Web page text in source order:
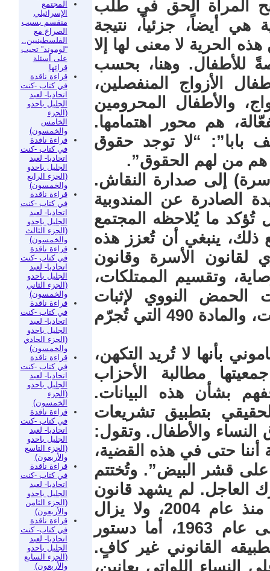
المجتمع
الإسرائيلي
منقسم بسبب
الصراع مع
الفلسطينيين..
“لوموند” تجيب
على أسئلة
قرائها
قراءة ناقدة
في كتاب -كنت
اتحاديا- لعبد
الجليل باحدو
(الجزء
الخامس
والخمسون)
قراءة ناقدة
في كتاب -كنت
اتحاديا- لعبد
الجليل باحدو
(الجزء الرابع
والخمسون)
قراءة ناقدة
في كتاب -كنت
اتحاديا- لعبد
الجليل باحدو
(الجزء الثالث
والخمسون)
قراءة ناقدة
في كتاب -كنت
اتحاديا- لعبد
الجليل باحدو
(الجزء الثاني
والخمسون)
قراءة ناقدة
في كتاب -كنت
اتحاديا- لعبد
الجليل باحدو
(الجزء الحادي
والخمسون)
قراءة ناقدة
في كتاب -كنت
اتحاديا- لعبد
الجليل باحدو
(الجزء
الخمسون)
قراءة ناقدة
في كتاب -كنت
اتحاديا- لعبد
الجليل باحدو
(الجزء التاسع
والأربعون)
قراءة ناقدة
في كتاب -كنت
اتحاديا- لعبد
الجليل باحدو
(الجزء الثامن
والأربعون)
قراءة ناقدة
في كتاب- كنت
اتحاديا- لعبد
الجليل باحدو
(الجزء السابع
والأربعون)
إلى أن إصلاح عام 2004 منح المرأة الحق في طلب
هي أيضاً، جزئياً، نتيجة
الحرية لا معنى لها إلا
للأطفال. وهنا، بحسب
الأزواج المنفصلين،
والأطفال المحرومين
هم محور اهتمامها.
بابا”: “لا توجد حقوق
هم من لهم الحقوق”.
إلى صدارة النقاش.
الصادرة عن المندوبية
تُؤكد ما يُلاحظه المجتمع
ذلك، ينبغي أن تُعزز هذه
لقانون الأسرة وقانون
وتقسيم الممتلكات،
الحمض النووي لإثبات
النسب، وزواج الأطفال، وتعدد الزوجات، والمادة 490 التي تُجرّم
بأنها لا تُريد التكهن،
مطالبة الأحزاب
بشأن هذه البيانات.
بتطبيق تشريعات
وتحمي حقوق النساء والأطفال. وتقول:
أننا حتى في هذه القضية،
على قشر البيض”. وتُختتم
العاجل. لم يشهد قانون
الأسرة (المدونة) أي إصلاح جوهري منذ عام 2004، ولا يزال
القانون الجنائي، في هيكله، يعود إلى عام 1963، أما دستور
القانوني غير كافٍ.
النساء اللواتي يعانين،